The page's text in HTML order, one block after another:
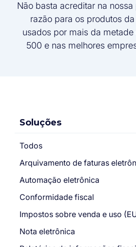
Não basta acreditar na
razão para os produtos
usados por mais da metade
500 e nas melhores
Soluções
Todos
Arquivamento de faturas
Automação eletrônica
Conformidade fiscal
Impostos sobre venda e uso
Nota eletrônica